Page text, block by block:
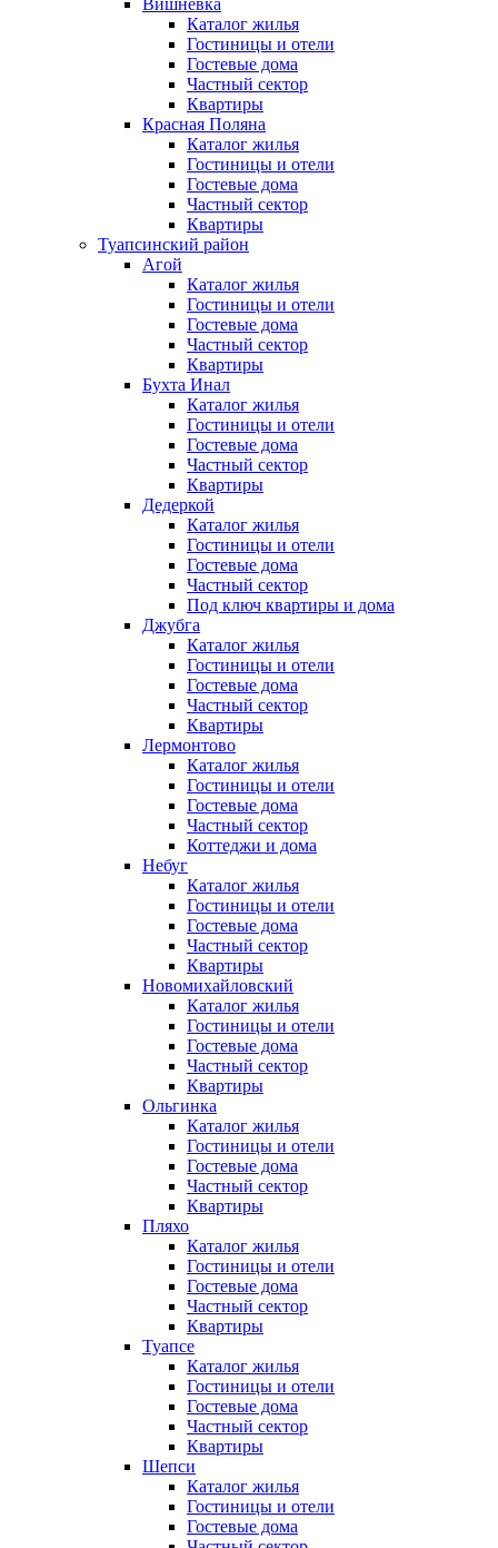
Вишневка
Каталог жилья
Гостиницы и отели
Гостевые дома
Частный сектор
Квартиры
Красная Поляна
Каталог жилья
Гостиницы и отели
Гостевые дома
Частный сектор
Квартиры
Туапсинский район
Агой
Каталог жилья
Гостиницы и отели
Гостевые дома
Частный сектор
Квартиры
Бухта Инал
Каталог жилья
Гостиницы и отели
Гостевые дома
Частный сектор
Квартиры
Дедеркой
Каталог жилья
Гостиницы и отели
Гостевые дома
Частный сектор
Под ключ квартиры и дома
Джубга
Каталог жилья
Гостиницы и отели
Гостевые дома
Частный сектор
Квартиры
Лермонтово
Каталог жилья
Гостиницы и отели
Гостевые дома
Частный сектор
Коттеджи и дома
Небуг
Каталог жилья
Гостиницы и отели
Гостевые дома
Частный сектор
Квартиры
Новомихайловский
Каталог жилья
Гостиницы и отели
Гостевые дома
Частный сектор
Квартиры
Ольгинка
Каталог жилья
Гостиницы и отели
Гостевые дома
Частный сектор
Квартиры
Пляхо
Каталог жилья
Гостиницы и отели
Гостевые дома
Частный сектор
Квартиры
Туапсе
Каталог жилья
Гостиницы и отели
Гостевые дома
Частный сектор
Квартиры
Шепси
Каталог жилья
Гостиницы и отели
Гостевые дома